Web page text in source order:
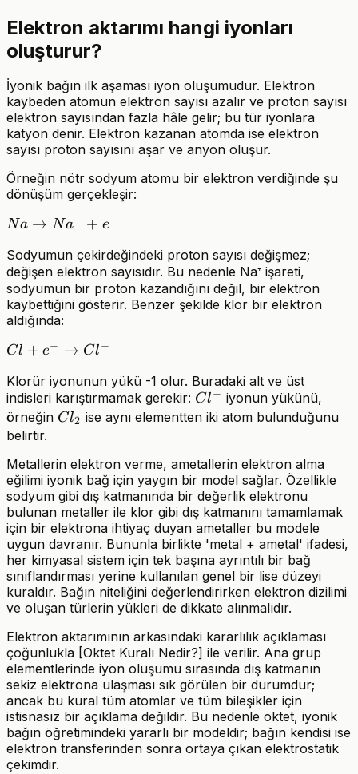
Elektron aktarımı hangi iyonları
oluşturur?
İyonik bağın ilk aşaması iyon oluşumudur. Elektron
kaybeden atomun elektron sayısı azalır ve proton sayısı
elektron sayısından fazla hâle gelir; bu tür iyonlara
katyon denir. Elektron kazanan atomda ise elektron
sayısı proton sayısını aşar ve anyon oluşur.
Örneğin nötr sodyum atomu bir elektron verdiğinde şu
dönüşüm gerçekleşir:
Na
Na^+ + e^-
Na → Na+ + e−
Sodyumun çekirdeğindeki proton sayısı değişmez;
değişen elektron sayısıdır. Bu nedenle Na⁺ işareti,
sodyumun bir proton kazandığını değil, bir elektron
kaybettiğini gösterir. Benzer şekilde klor bir elektron
aldığında:
Cl + e^-
Cl^-
Cl + e− → Cl−
Klorür iyonunun yükü -1 olur. Buradaki alt ve üst
indisleri karıştırmamak gerekir: Cl^-
Cl− iyonun yükünü,
örneğin Cl_2
Cl2 ise aynı elementten iki atom bulunduğunu
belirtir.
Metallerin elektron verme, ametallerin elektron alma
eğilimi iyonik bağ için yaygın bir model sağlar. Özellikle
sodyum gibi dış katmanında bir değerlik elektronu
bulunan metaller ile klor gibi dış katmanını tamamlamak
için bir elektrona ihtiyaç duyan ametaller bu modele
uygun davranır. Bununla birlikte 'metal + ametal' ifadesi,
her kimyasal sistem için tek başına ayrıntılı bir bağ
sınıflandırması yerine kullanılan genel bir lise düzeyi
kuraldır. Bağın niteliğini değerlendirirken elektron dizilimi
ve oluşan türlerin yükleri de dikkate alınmalıdır.
Elektron aktarımının arkasındaki kararlılık açıklaması
çoğunlukla [Oktet Kuralı Nedir?] ile verilir. Ana grup
elementlerinde iyon oluşumu sırasında dış katmanın
sekiz elektrona ulaşması sık görülen bir durumdur;
ancak bu kural tüm atomlar ve tüm bileşikler için
istisnasız bir açıklama değildir. Bu nedenle oktet, iyonik
bağın öğretimindeki yararlı bir modeldir; bağın kendisi ise
elektron transferinden sonra ortaya çıkan elektrostatik
çekimdir.